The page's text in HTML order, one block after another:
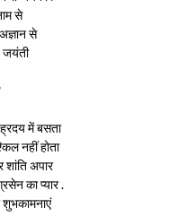
से
से
जयंती
में बसता
नहीं होता
अपार
का प्यार .